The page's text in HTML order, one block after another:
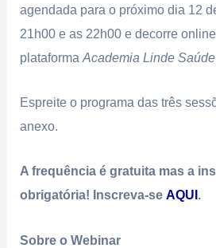
agendada para o próximo dia 12
21h00 e as 22h00 e decorre
plataformaAcademia Linde Saúde
Espreite o programa das três
anexo.
A frequência é gratuita mas a
obrigatória! Inscreva-seAQUI.
Sobre o Webinar